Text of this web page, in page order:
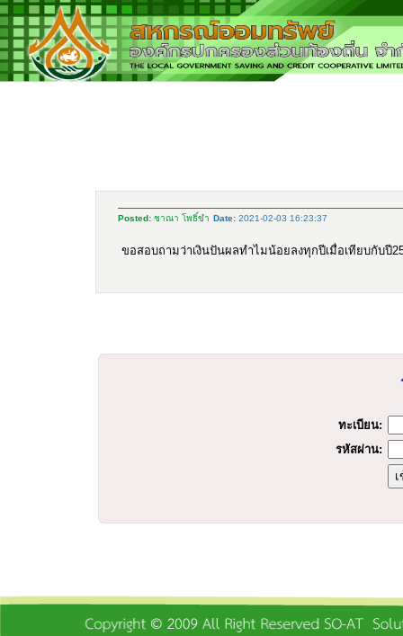
Posted: ชาณา โพธิ์ขำ Date: 2021-02-03 16:23:37
ขอสอบถามว่าเงินปันผลทำไมน้อยลงทุกปีเมื่อเทียบกับปี
ทะเบียน:
รหัสผ่าน: